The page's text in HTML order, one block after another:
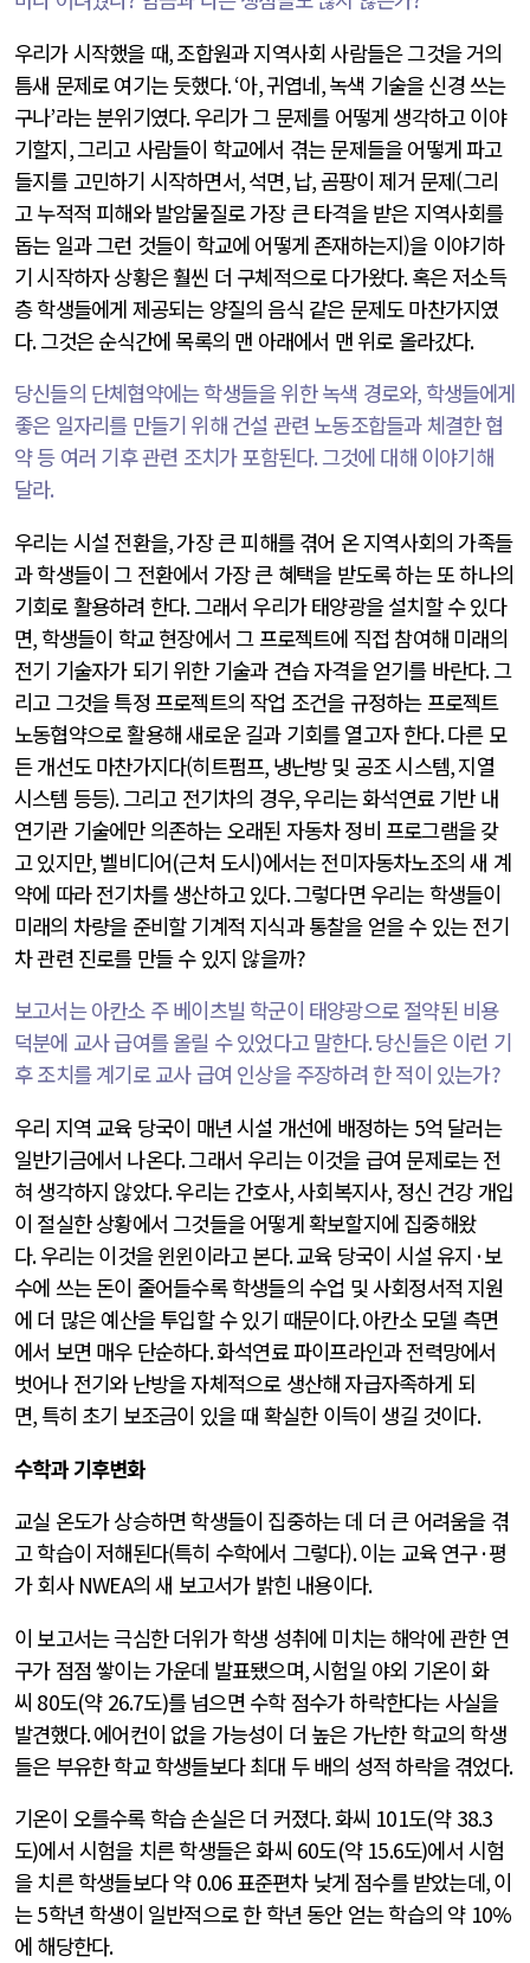
우리가 시작했을 때,조합원과 지역사회 사람들은 그것을 거의
틈새 문제로 여기는 듯했다. ‘아,귀엽네,녹색 기술을 신경 쓰는
구나’라는 분위기였다.우리가 그 문제를 어떻게 생각하고 이야
기할지,그리고 사람들이 학교에서 겪는 문제들을 어떻게 파고
들지를 고민하기 시작하면서,석면,납,곰팡이 제거 문제(그리
고 누적적 피해와 발암물질로 가장 큰 타격을 받은 지역사회를
돕는 일과 그런 것들이 학교에 어떻게 존재하는지)을 이야기하
기 시작하자 상황은 훨씬 더 구체적으로 다가왔다.혹은 저소득
층 학생들에게 제공되는 양질의 음식 같은 문제도 마찬가지였
다.그것은 순식간에 목록의 맨 아래에서 맨 위로 올라갔다.
당신들의 단체협약에는 학생들을 위한 녹색 경로와, 학생들에게
좋은 일자리를 만들기 위해 건설 관련 노동조합들과 체결한 협
약 등 여러 기후 관련 조치가 포함된다. 그것에 대해 이야기해
달라.
우리는 시설 전환을,가장 큰 피해를 겪어 온 지역사회의 가족들
과 학생들이 그 전환에서 가장 큰 혜택을 받도록 하는 또 하나의
기회로 활용하려 한다.그래서 우리가 태양광을 설치할 수 있다
면, 학생들이 학교 현장에서 그 프로젝트에 직접 참여해 미래의
전기 기술자가 되기 위한 기술과 견습 자격을 얻기를 바란다.그
리고 그것을 특정 프로젝트의 작업 조건을 규정하는 프로젝트
노동협약으로 활용해 새로운 길과 기회를 열고자 한다.다른 모
든 개선도 마찬가지다(히트펌프, 냉난방 및 공조 시스템,지열
시스템 등등).그리고 전기차의 경우,우리는 화석연료 기반 내
연기관 기술에만 의존하는 오래된 자동차 정비 프로그램을 갖
고 있지만,벨비디어(근처 도시)에서는 전미자동차노조의 새 계
약에 따라 전기차를 생산하고 있다.그렇다면 우리는 학생들이
미래의 차량을 준비할 기계적 지식과 통찰을 얻을 수 있는 전기
차 관련 진로를 만들 수 있지 않을까?
보고서는 아칸소 주 베이츠빌 학군이 태양광으로 절약된 비용
덕분에 교사 급여를 올릴 수 있었다고 말한다.당신들은 이런 기
후 조치를 계기로 교사 급여 인상을 주장하려 한 적이 있는가?
우리 지역 교육 당국이 매년 시설 개선에 배정하는 5억 달러는
일반기금에서 나온다.그래서 우리는 이것을 급여 문제로는 전
혀 생각하지 않았다.우리는 간호사,사회복지사, 정신 건강 개입
이 절실한 상황에서 그것들을 어떻게 확보할지에 집중해왔
다.우리는 이것을 윈윈이라고 본다.교육 당국이 시설 유지 ·보
수에 쓰는 돈이 줄어들수록 학생들의 수업 및 사회정서적 지원
에 더 많은 예산을 투입할 수 있기 때문이다.아칸소 모델 측면
에서 보면 매우 단순하다.화석연료 파이프라인과 전력망에서
벗어나 전기와 난방을 자체적으로 생산해 자급자족하게 되
면,특히 초기 보조금이 있을 때 확실한 이득이 생길 것이다.
수학과 기후변화
교실 온도가 상승하면 학생들이 집중하는 데 더 큰 어려움을 겪
고 학습이 저해된다(특히 수학에서 그렇다).이는 교육 연구·평
가 회사 NWEA의 새 보고서가 밝힌 내용이다.
이 보고서는 극심한 더위가 학생 성취에 미치는 해악에 관한 연
구가 점점 쌓이는 가운데 발표됐으며,시험일 야외 기온이 화
씨 80도(약 26.7도)를 넘으면 수학 점수가 하락한다는 사실을
발견했다.에어컨이 없을 가능성이 더 높은 가난한 학교의 학생
들은 부유한 학교 학생들보다 최대 두 배의 성적 하락을 겪었다.
기온이 오를수록 학습 손실은 더 커졌다.화씨 101도(약 38.3
도)에서 시험을 치른 학생들은 화씨 60도(약 15.6도)에서 시험
을 치른 학생들보다 약 0.06표준편차 낮게 점수를 받았는데,이
는5학년 학생이 일반적으로 한 학년 동안 얻는 학습의 약 10%
에 해당한다.